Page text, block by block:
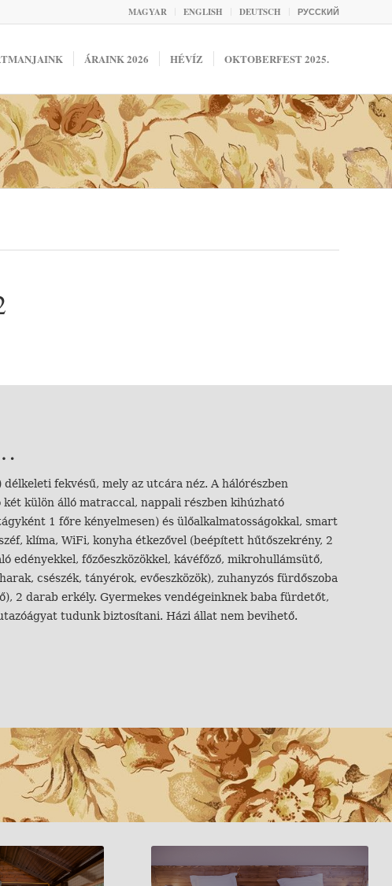
MAGYAR ENGLISH DEUTSCH РУССКИЙ
ÁRAINK 2026 HÉVÍZ OKTOBERFEST 2025.
délkeleti fekvésű, mely az utcára néz. A hálórészben
külön álló matraccal, nappali részben kihúzható
1 főre kényelmesen) és ülőalkalmatosságokkal, smart
klíma, WiFi, konyha étkezővel (beépített hűtőszekrény, 2
edényekkel, főzőeszközökkel, kávéfőző, mikrohullámsütő,
csészék, tányérok, evőeszközök), zuhanyzós fürdőszoba
2 darab erkély. Gyermekes vendégeinknek baba fürdetőt,
tudunk biztosítani. Házi állat nem bevihető.